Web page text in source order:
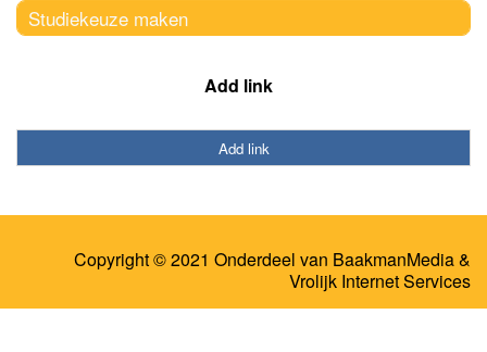
Studiekeuze maken
Add link
Add link
Copyright © 2021 Onderdeel van BaakmanMedia&
Vrolijk Internet Services